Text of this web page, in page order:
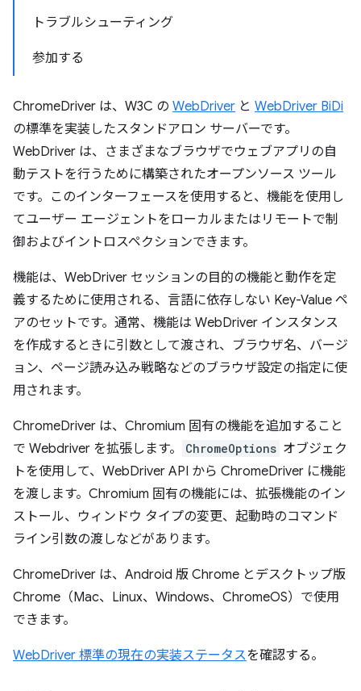
トラブルシューティング
参加する
ChromeDriver は、W3C の WebDriver と WebDriver BiDi
の標準を実装したスタンドアロン サーバーです。
WebDriver は、さまざまなブラウザでウェブアプリの自
動テストを行うために構築されたオープンソース ツール
です。このインターフェースを使用すると、機能を使用し
てユーザー エージェントをローカルまたはリモートで制
御およびイントロスペクションできます。
機能は、WebDriver セッションの目的の機能と動作を定
義するために使用される、言語に依存しない Key-Value ペ
アのセットです。通常、機能は WebDriver インスタンス
を作成するときに引数として渡され、ブラウザ名、バージ
ョン、ページ読み込み戦略などのブラウザ設定の指定に使
用されます。
ChromeDriver は、Chromium 固有の機能を追加すること
で Webdriver を拡張します。
ChromeOptions オブジェク
トを使用して、WebDriver API から ChromeDriver に機能
を渡します。Chromium 固有の機能には、拡張機能のイン
ストール、ウィンドウ タイプの変更、起動時のコマンド
ライン引数の渡しなどがあります。
ChromeDriver は、Android 版 Chrome とデスクトップ版
Chrome（Mac、Linux、Windows、ChromeOS）で使用
できます。
WebDriver 標準の現在の実装ステータスを確認する。